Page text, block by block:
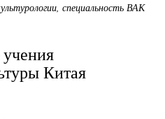
специальность ВАК
Китая